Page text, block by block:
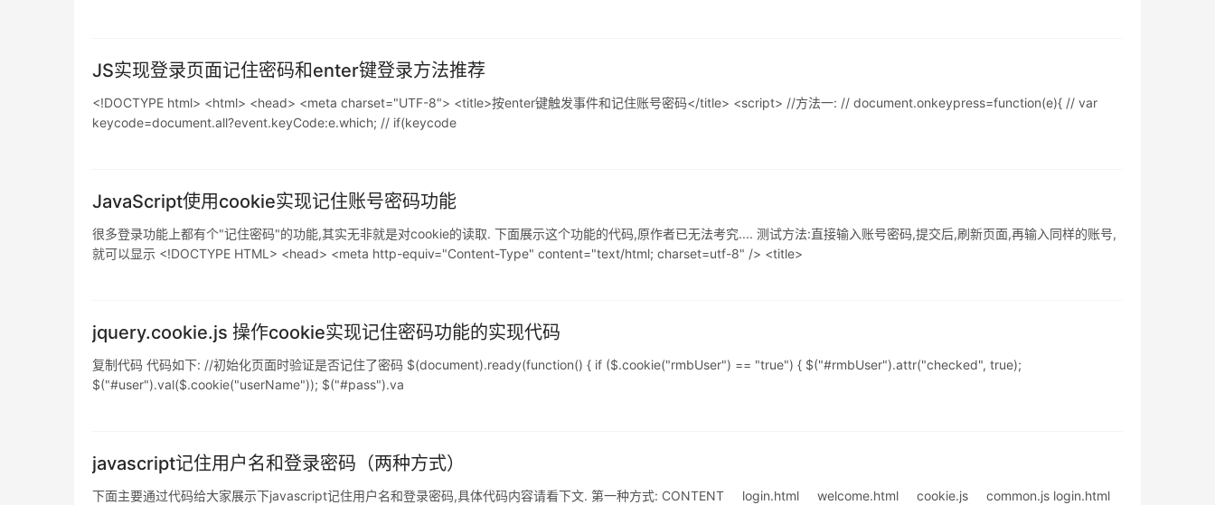
JS实现登录页面记住密码和enter键登录方法推荐
<!DOCTYPE html> <html> <head> <meta charset="UTF-8"> <title>按enter键触发事件和记住账号密码</title> <script> //方法一: // document.onkeypress=function(e){ // var
keycode=document.all?event.keyCode:e.which; // if(keycode
JavaScript使用cookie实现记住账号密码功能
很多登录功能上都有个"记住密码"的功能,其实无非就是对cookie的读取. 下面展示这个功能的代码,原作者已无法考究.... 测试方法:直接输入账号密码,提交后,刷新页面,再输入同样的账号,
就可以显示 <!DOCTYPE HTML> <head> <meta http-equiv="Content-Type" content="text/html; charset=utf-8" /> <title>
jquery.cookie.js 操作cookie实现记住密码功能的实现代码
复制代码 代码如下: //初始化页面时验证是否记住了密码 $(document).ready(function() { if ($.cookie("rmbUser") == "true") { $("#rmbUser").attr("checked", true);
$("#user").val($.cookie("userName")); $("#pass").va
javascript记住用户名和登录密码（两种方式）
下面主要通过代码给大家展示下javascript记住用户名和登录密码,具体代码内容请看下文. 第一种方式: CONTENT login.html welcome.html cookie.js common.js login.html